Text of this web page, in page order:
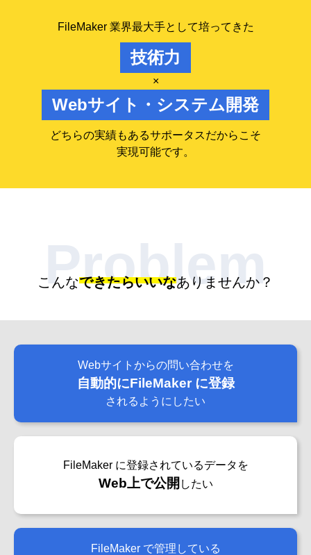
FileMaker 業界最大手として培ってきた
技術力
×
Webサイト・システム開発
どちらの実績もあるサポータスだからこそ
実現可能です。
こんなできたらいいなありませんか？
Problem
Webサイトからの問い合わせを
自動的にFileMaker に登録
されるようにしたい
FileMaker に登録されているデータを
Web上で公開 したい
FileMaker で管理している